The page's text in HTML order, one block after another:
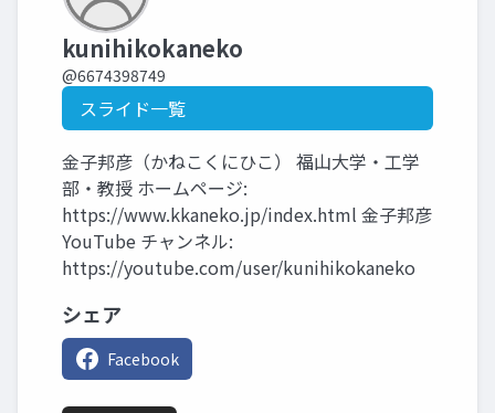
kunihikokaneko
@6674398749
スライド一覧
金子邦彦（かねこくにひこ） 福山大学・工学
部・教授 ホームページ:
https://www.kkaneko.jp/index.html 金子邦彦
YouTube チャンネル:
https://youtube.com/user/kunihikokaneko
シェア
Facebook